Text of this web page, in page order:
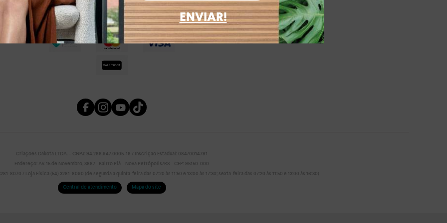
ENVIAR!
Criações Dakota LTDA. – CNPJ: 94.266.947.0005-16 / Inscrição Estadual: 084/0014791
Endereço: Av. 15 de Novembro, 3667– Bairro Piá – Nova Petrópolis/RS – CEP: 95150-000
8070 / Loja Física (54) 3281-8090 (de segunda a quinta-feira das 07:20 às 11:50 e 13:00 às 17:30; sexta-feira das 07:20 às 11:50 e 13:00 às 16:30)
Central de atendimento Mapa do site